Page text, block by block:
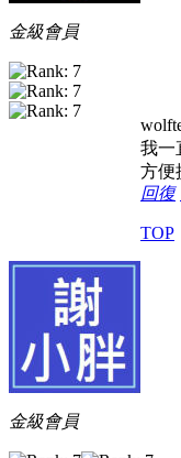
金級會員
我一
方便
回復
TOP
金級會員